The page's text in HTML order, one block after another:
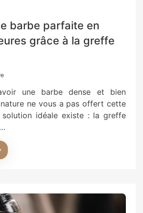
barbe parfaite en
grâce à la greffe
une barbe dense et bien
ne vous a pas offert cette
idéale existe : la greffe